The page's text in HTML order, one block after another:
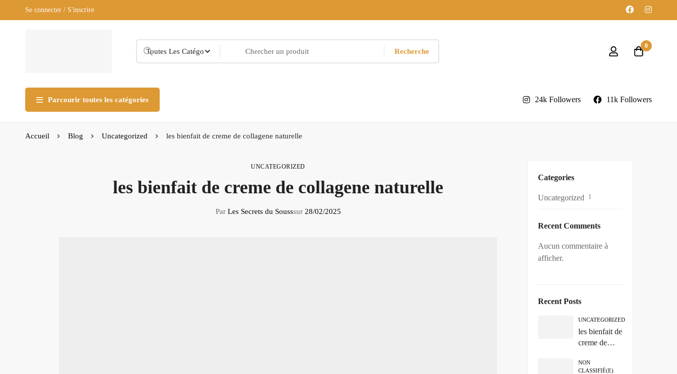
Se connecter / S'inscrire
Recherche
0
Parcourir toutes les catégories 24k Followers 11k Followers
Accueil Blog Uncategorized les bienfait de creme de collagene naturelle
UNCATEGORIZED
les bienfait de creme de collagene naturelle
ParLes Secrets du Sousssur28/02/2025
Categories
Uncategorized 1
Recent Comments
Aucun commentaire à
afficher.
Recent Posts
UNCATEGORIZED
les bienfait de
creme de
naturelle
NON
CLASSIFIÉ(E)